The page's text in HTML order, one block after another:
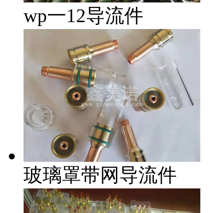
wp一12导流件
玻璃罩带网导流件